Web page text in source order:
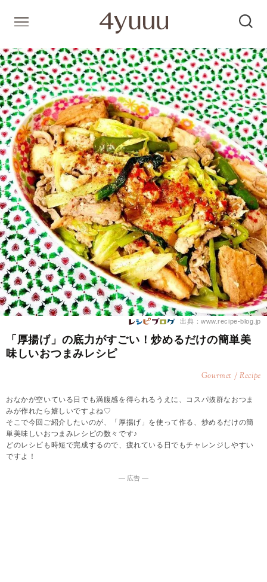
出典：www.recipe-blog.jp
「厚揚げ」の底力がすごい！炒めるだけの簡単美
味しいおつまみレシピ
Gourmet / Recipe
おなかが空いている日でも満腹感を得られるうえに、コスパ抜群なおつま
みが作れたら嬉しいですよね♡
そこで今回ご紹介したいのが、「厚揚げ」を使って作る、炒めるだけの簡
単美味しいおつまみレシピの数々です♪
どのレシピも時短で完成するので、疲れている日でもチャレンジしやすい
ですよ！
― 広告 ―